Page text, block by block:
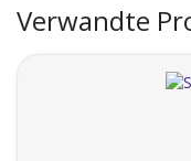
Verwandte